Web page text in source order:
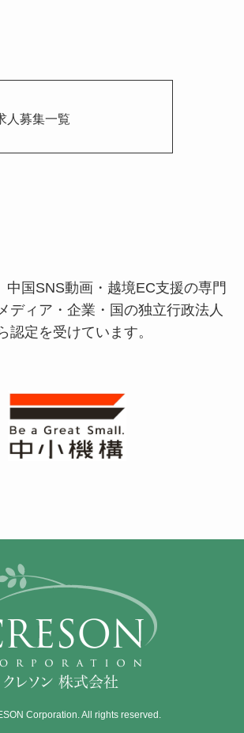
人募集一覧
中国SNS動画・越境EC支援の専門
ディア・企業・国の独立行政法人
認定を受けています。
Corporation. All rights reserved.